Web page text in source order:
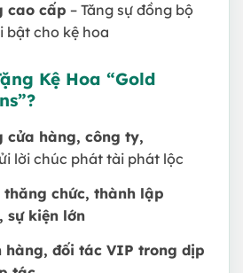
cao cấp – Tăng sự đồng bộ
bật cho kệ hoa
Kệ Hoa “Gold
cửa hàng, công ty,
lời chúc phát tài phát lộc
thăng chức, thành lập
sự kiện lớn
hàng, đối tác VIP trong dịp